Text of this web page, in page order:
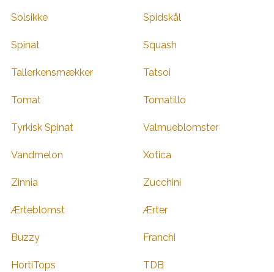
Solsikke Spidskål
Spinat Squash
Tallerkensmækker Tatsoi
Tomat Tomatillo
Tyrkisk Spinat Valmueblomster
Vandmelon Xotica
Zinnia Zucchini
Ærteblomst Ærter
Buzzy Franchi
HortiTops TDB